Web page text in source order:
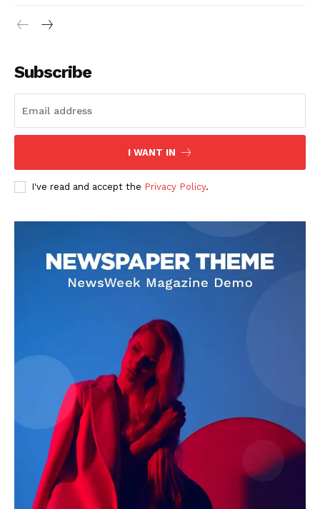
Subscribe
I WANT IN
I've read and accept the Privacy Policy.